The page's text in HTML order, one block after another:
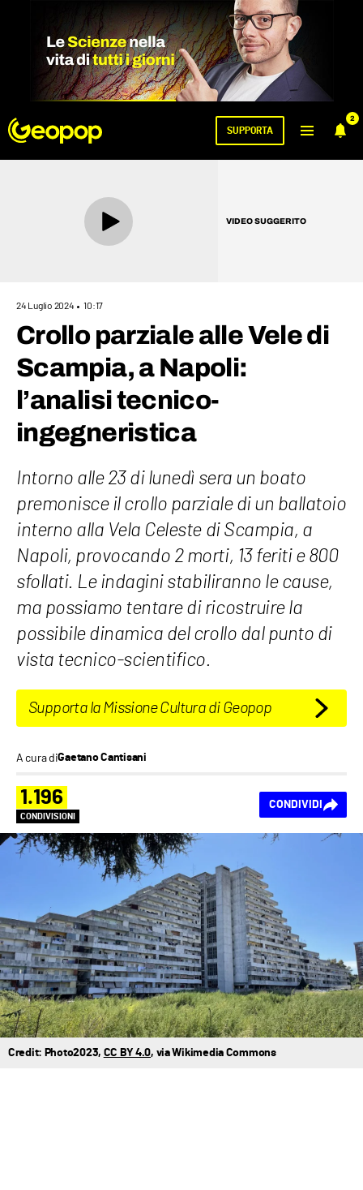
2
SUPPORTA
VIDEO SUGGERITO
24 Luglio 2024 10:17
Crollo parziale alle Vele di
Scampia, a Napoli:
l’analisi tecnico-
ingegneristica
Intorno alle 23 di lunedì sera un boato
premonisce il crollo parziale di un ballatoio
interno alla Vela Celeste di Scampia, a
Napoli, provocando 2 morti, 13 feriti e 800
sfollati. Le indagini stabiliranno le cause,
ma possiamo tentare di ricostruire la
possibile dinamica del crollo dal punto di
vista tecnico-scientifico.
Supporta la Missione Cultura di Geopop
A cura diGaetano Cantisani
1.196
CONDIVISIONI
CONDIVIDI
Credit: Photo2023, CC BY 4.0, via Wikimedia Commons